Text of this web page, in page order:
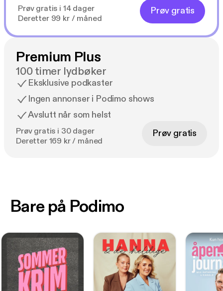
Prøv gratis i 14 dager
Deretter 99 kr / måned
Prøv gratis
Premium Plus
100 timer lydbøker
Eksklusive podkaster
Ingen annonser i Podimo shows
Avslutt når som helst
Prøv gratis i 30 dager
Deretter 169 kr / måned
Prøv gratis
Bare på Podimo